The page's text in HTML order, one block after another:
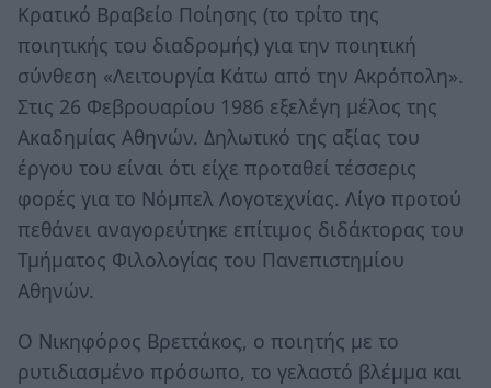
Κρατικό Βραβείο Ποίησης (το τρίτο της
ποιητικής του διαδρομής) για την ποιητική
σύνθεση «Λειτουργία Κάτω από την Ακρόπολη».
Στις 26 Φεβρουαρίου 1986 εξελέγη μέλος της
Ακαδημίας Αθηνών. Δηλωτικό της αξίας του
έργου του είναι ότι είχε προταθεί τέσσερις
φορές για το Νόμπελ Λογοτεχνίας. Λίγο προτού
πεθάνει αναγορεύτηκε επίτιμος διδάκτορας του
Τμήματος Φιλολογίας του Πανεπιστημίου
Αθηνών.
Ο Νικηφόρος Βρεττάκος, ο ποιητής με το
ρυτιδιασμένο πρόσωπο, το γελαστό βλέμμα και